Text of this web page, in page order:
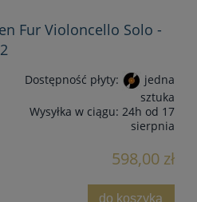
Fur Violoncello Solo -
Dostępność płyty:
jedna
sztuka
Wysyłka w ciągu: 24h od 17
sierpnia
598,00 zł
do koszyka